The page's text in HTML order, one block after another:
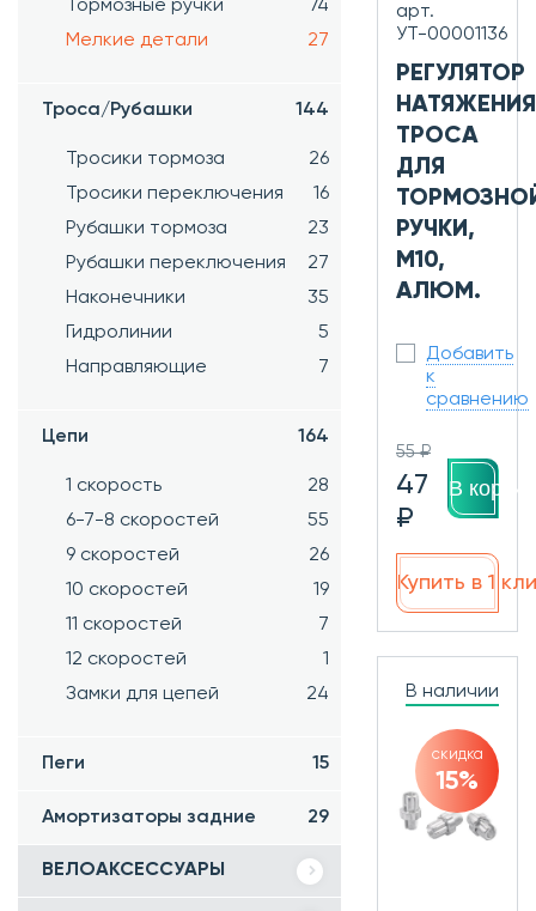
Тормозные ручки
74
Мелкие детали
27
Троса/Рубашки 144
Тросики тормоза
26
Тросики переключения
16
Рубашки тормоза
23
Рубашки переключения
27
Наконечники
35
Гидролинии
5
Направляющие
7
Цепи 164
1 скорость
28
6-7-8 скоростей
55
9 скоростей
26
10 скоростей
19
11 скоростей
7
12 скоростей
1
Замки для цепей
24
Пеги 15
Амортизаторы задние 29
ВЕЛОАКСЕССУАРЫ
арт.
УТ-00001136
РЕГУЛЯТОР
НАТЯЖЕНИЯ
ТРОСА
ДЛЯ
РУЧКИ,
M10,
АЛЮМ.
Добавить
к
сравнению
55 ₽
47
₽
В
Купить в 1
В наличии
скидка
15%